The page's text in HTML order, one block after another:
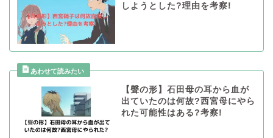
しようとした?理由を考察!
【聲の形】石田母の耳から血が
出ていたのは何故?西宮母にやら
れた可能性はある?考察!